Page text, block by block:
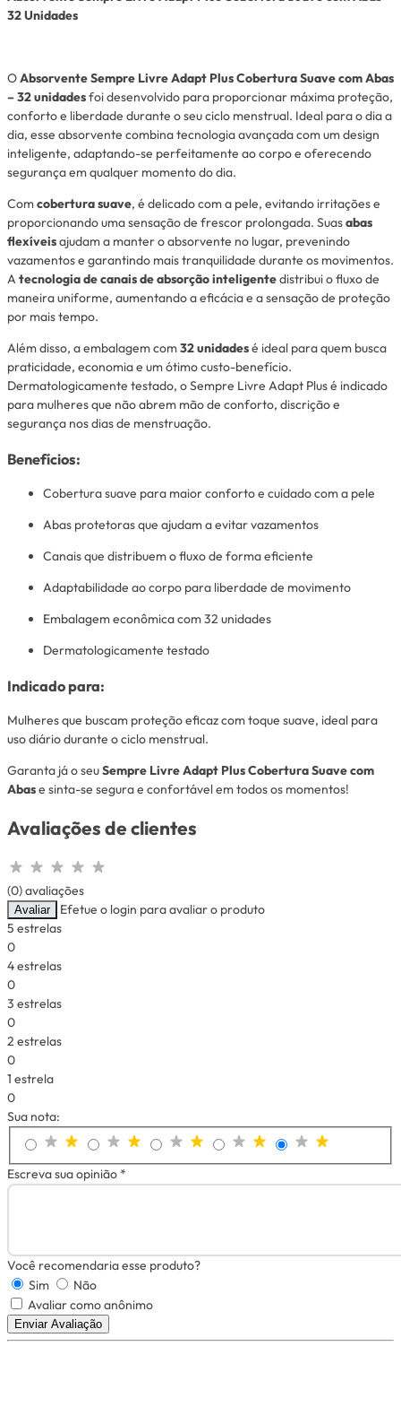
32 Unidades
OAbsorvente Sempre Livre Adapt Plus Cobertura Suave com Abas
– 32 unidadesfoi desenvolvido para proporcionar máxima proteção,
conforto e liberdade durante o seu ciclo menstrual. Ideal para o dia a
dia, esse absorvente combina tecnologia avançada com um design
inteligente, adaptando-se perfeitamente ao corpo e oferecendo
segurança em qualquer momento do dia.
Comcobertura suave, é delicado com a pele, evitando irritações e
proporcionando uma sensação de frescor prolongada. Suasabas
flexíveisajudam a manter o absorvente no lugar, prevenindo
vazamentos e garantindo mais tranquilidade durante os movimentos.
A tecnologia de canais de absorção inteligentedistribui o fluxo de
maneira uniforme, aumentando a eficácia e a sensação de proteção
por mais tempo.
Além disso, a embalagem com32 unidadesé ideal para quem busca
praticidade, economia e um ótimo custo-benefício.
Dermatologicamente testado, o Sempre Livre Adapt Plus é indicado
para mulheres que não abrem mão de conforto, discrição e
segurança nos dias de menstruação.
Benefícios:
Cobertura suave para maior conforto e cuidado com a pele
Abas protetoras que ajudam a evitar vazamentos
Canais que distribuem o fluxo de forma eficiente
Adaptabilidade ao corpo para liberdade de movimento
Embalagem econômica com 32 unidades
Dermatologicamente testado
Indicado para:
Mulheres que buscam proteção eficaz com toque suave, ideal para
uso diário durante o ciclo menstrual.
Garanta já o seuSempre Livre Adapt Plus Cobertura Suave com
Abase sinta-se segura e confortável em todos os momentos!
Avaliações de clientes
(0) avaliações
Avaliar
Efetue o login para avaliar o produto
5 estrelas
0
4 estrelas
0
3 estrelas
0
2 estrelas
0
1 estrela
0
Sua nota:
Escreva sua opinião *
Você recomendaria esse produto?
Sim
Não
Avaliar como anônimo
Enviar Avaliação